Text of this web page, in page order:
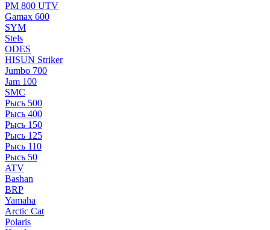
РМ 800 UTV
Gamax 600
SYM
Stels
ОDЕS
HISUN Striker
Jumbo 700
Jam 100
SMC
Рысь 500
Рысь 400
Рысь 150
Рысь 125
Рысь 110
Рысь 50
ATV
Bashan
BRP
Yamaha
Arctic Cat
Polaris